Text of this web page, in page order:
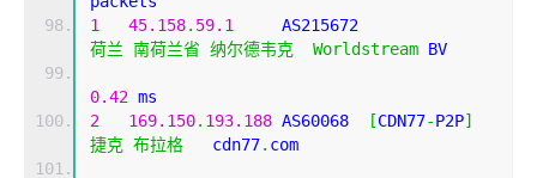
1
45.158. 59.1
荷兰 南荷兰省 纳尔德韦克 Worldstream BV
0.42 ms
2
169.150. 193.188 AS60068 [CDN77-P2P]
捷克 布拉格
   cdn77
. com